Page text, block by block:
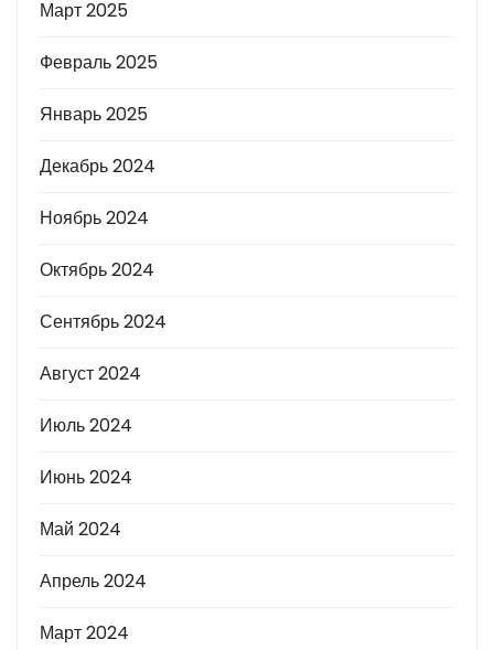
Март 2025
Февраль 2025
Январь 2025
Декабрь 2024
Ноябрь 2024
Октябрь 2024
Сентябрь 2024
Август 2024
Июль 2024
Июнь 2024
Май 2024
Апрель 2024
Март 2024